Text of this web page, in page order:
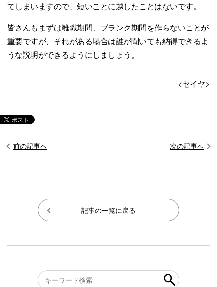
てしまいますので、短いことに越したことはないです。
皆さんもまずは離職期間、ブランク期間を作らないことが
重要ですが、それがある場合は誰が聞いても納得できるよ
うな説明ができるようにしましょう。
<セイヤ>
前の記事へ 次の記事へ
記事の一覧に戻る